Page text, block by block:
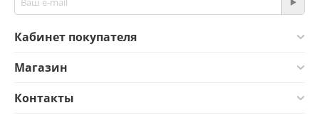
Кабинет покупателя
Магазин
Контакты